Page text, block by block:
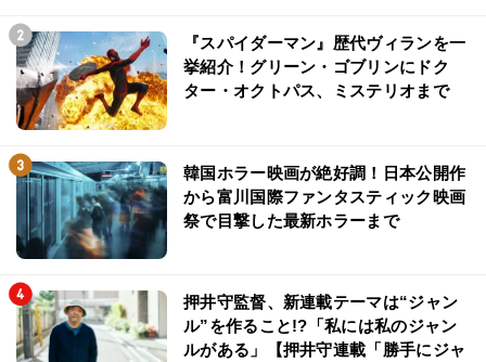
『スパイダーマン』歴代ヴィランを一
挙紹介！グリーン・ゴブリンにドク
ター・オクトパス、ミステリオまで
韓国ホラー映画が絶好調！日本公開作
から富川国際ファンタスティック映画
祭で目撃した最新ホラーまで
押井守監督、新連載テーマは“ジャン
ル”を作ること!?「私には私のジャン
ルがある」【押井守連載「勝手にジャ